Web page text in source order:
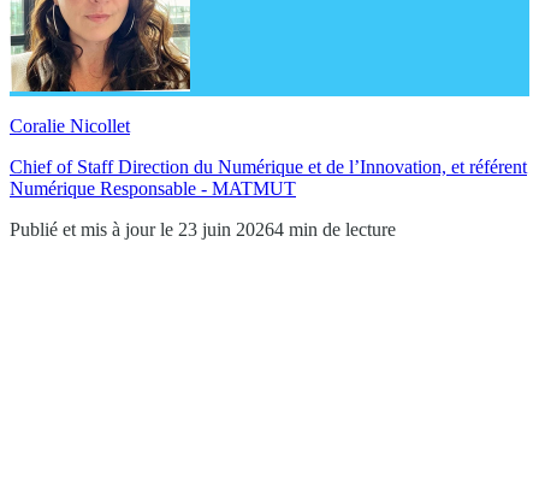
Coralie Nicollet
Chief of Staff Direction du Numérique et de l’Innovation, et référent
Numérique Responsable - MATMUT
Publié et mis à jour le 23 juin 20264 min de lecture